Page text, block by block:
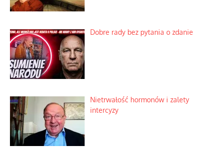
Dobre rady bez pytania o zdanie
Nietrwałość hormonów i zalety
intercyzy